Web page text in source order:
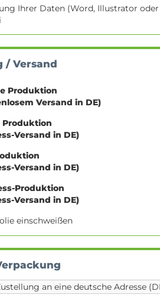
Ihrer Daten (Word, Illustrator
/ Versand
Produktion
Versand in DE)
Produktion
Versand in DE)
Versand in DE)
Produktion
Versand in DE)
einschweißen